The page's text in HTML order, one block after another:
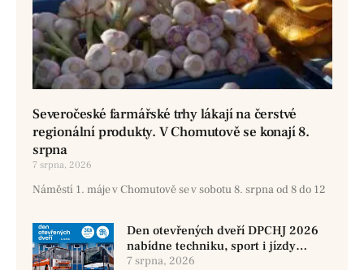
Severočeské farmářské trhy lákají na čerstvé
regionální produkty. V Chomutově se konají 8.
srpna
7 srpna, 2026
Náměstí 1. máje v Chomutově se v sobotu 8. srpna od 8 do 12
Den otevřených dveří DPCHJ 2026
nabídne techniku, sport i jízdy
historickými vozy
7 srpna, 2026